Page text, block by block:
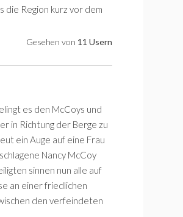
die Region kurz vor dem
Gesehen von 11 Usern
es den McCoys und
in Richtung der Berge zu
ein Auge auf eine Frau
Nancy McCoy
sinnen nun alle auf
an einer friedlichen
den verfeindeten